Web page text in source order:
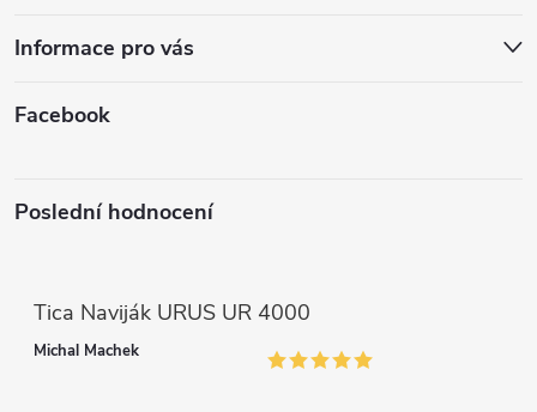
y
v
p
s
u
Informace pro vás
Facebook
Poslední hodnocení
Tica Naviják URUS UR 4000
Michal Machek